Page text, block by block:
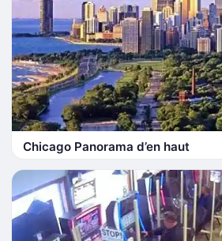
Chicago Panorama d’en haut